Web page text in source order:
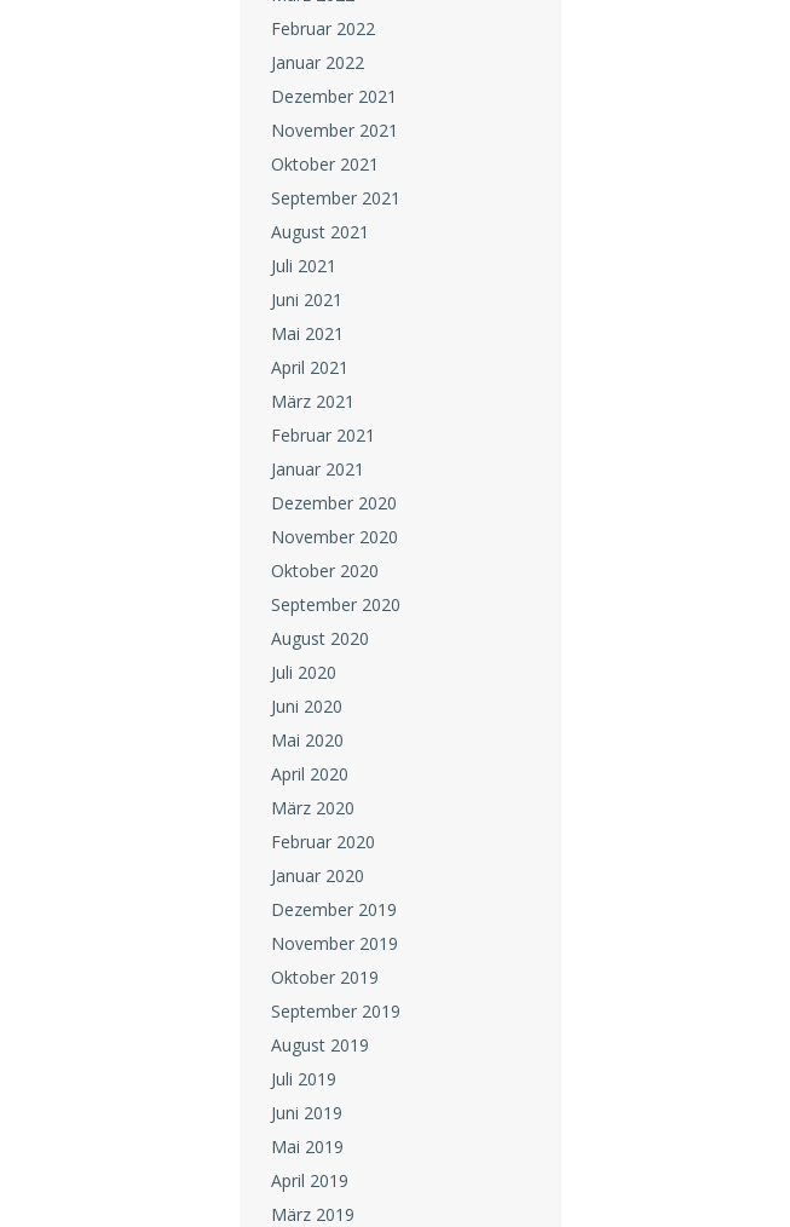
Februar 2022
Januar 2022
Dezember 2021
November 2021
Oktober 2021
September 2021
August 2021
Juli 2021
Juni 2021
Mai 2021
April 2021
März 2021
Februar 2021
Januar 2021
Dezember 2020
November 2020
Oktober 2020
September 2020
August 2020
Juli 2020
Juni 2020
Mai 2020
April 2020
März 2020
Februar 2020
Januar 2020
Dezember 2019
November 2019
Oktober 2019
September 2019
August 2019
Juli 2019
Juni 2019
Mai 2019
April 2019
März 2019